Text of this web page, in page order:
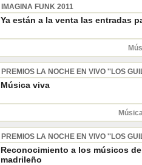
IMAGINA FUNK 2011
Ya están a la venta las entradas
PREMIOS LA NOCHE EN VIVO ''LOS
Música viva
PREMIOS LA NOCHE EN VIVO ''LOS
Reconocimiento a los músicos
madrileño